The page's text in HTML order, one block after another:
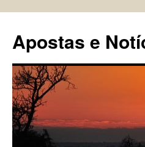
conteúdo
Apostas e